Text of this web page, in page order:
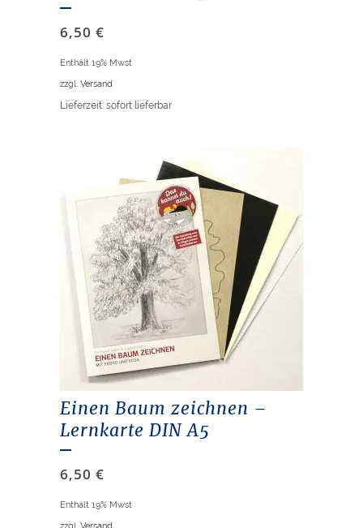
6,50 €
Enthält 19% Mwst
zzgl. Versand
Lieferzeit: sofort lieferbar
Einen Baum zeichnen –
Lernkarte DIN A5
6,50 €
Enthält 19% Mwst
zzgl. Versand